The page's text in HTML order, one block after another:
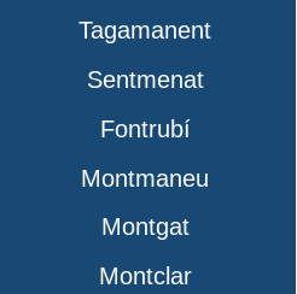
Tagamanent
Sentmenat
Fontrubí
Montmaneu
Montgat
Montclar